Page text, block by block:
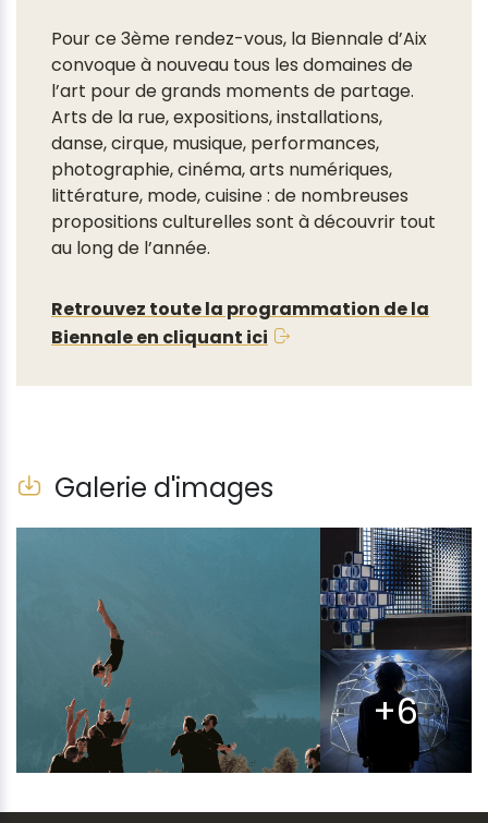
Pour ce 3ème rendez-vous, la Biennale d’Aix
convoque à nouveau tous les domaines de
l’art pour de grands moments de partage.
Arts de la rue, expositions, installations,
danse, cirque, musique, performances,
photographie, cinéma, arts numériques,
littérature, mode, cuisine : de nombreuses
propositions culturelles sont à découvrir tout
au long de l’année.
Retrouvez toute la programmation de la
Biennale en cliquant ici
Galerie d'images
+6